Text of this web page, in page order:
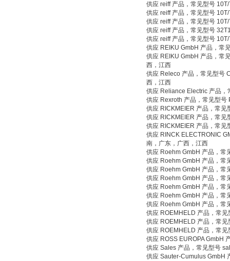
供应 reiff 产品，常见型号
供应 reiff 产品，常见型号
供应 reiff 产品，常见型号
供应 reiff 产品，常见型号
供应 reiff 产品，常见型号
供应 REIKU GmbH 产品，常
供应 REIKU GmbH 产品，常
西，江西
供应 Releco 产品，常见型号
西，江西
供应 Reliance Electric 产品，
供应 Rexroth 产品，常见型
供应 RICKMEIER 产品，常
供应 RICKMEIER 产品，常见
供应 RICKMEIER 产品，常
供应 RINCK ELECTRONIC
南，广东，广西，江西
供应 Roehm GmbH 产品，常
供应 Roehm GmbH 产品，常
供应 Roehm GmbH 产品，常
供应 Roehm GmbH 产品，常
供应 Roehm GmbH 产品，常
供应 Roehm GmbH 产品，常
供应 Roehm GmbH 产品，常
供应 ROEMHELD 产品，常
供应 ROEMHELD 产品，常
供应 ROEMHELD 产品，常
供应 ROSS EUROPA GmbH
供应 Sales 产品，常见型号
供应 Sauter-Cumulus GmbH